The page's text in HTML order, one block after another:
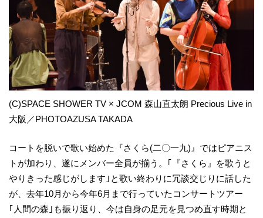
(C)SPACE SHOWER TV × JCOM 森山直太朗 Precious Live in
大阪／PHOTOAZUSA TAKADA
コートを脱いで歌い始めた『さくら(二〇一九)』ではピアニス
トが加わり、遂にメンバー全員が揃う。｢『さくら』を歌うと
やりきった感じがします｣と歌い終わりに冗談交じりに話した
が、去年10月から今年6月まで行っていたコンサートツアー
｢人間の森｣も振り返り、今は自身の足元を見つめ直す時期と